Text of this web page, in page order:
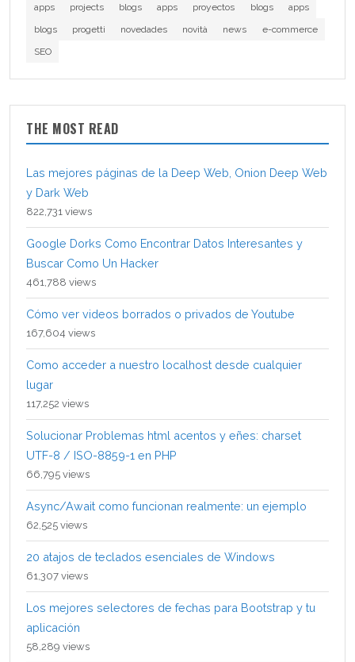
apps
projects blogs apps proyectos blogs
apps
blogs
progetti novedades novità news
e-commerce
SEO
THE MOST READ
Las mejores páginas de la Deep Web, Onion Deep Web
y Dark Web
822,731 views
Google Dorks Como Encontrar Datos Interesantes y
Buscar Como Un Hacker
461,788 views
Cómo ver videos borrados o privados de Youtube
167,604 views
Como acceder a nuestro localhost desde cualquier
lugar
117,252 views
Solucionar Problemas html acentos y eñes: charset
UTF-8 / ISO-8859-1 en PHP
66,795 views
Async/Await como funcionan realmente: un ejemplo
62,525 views
20 atajos de teclados esenciales de Windows
61,307 views
Los mejores selectores de fechas para Bootstrap y tu
aplicación
58,289 views